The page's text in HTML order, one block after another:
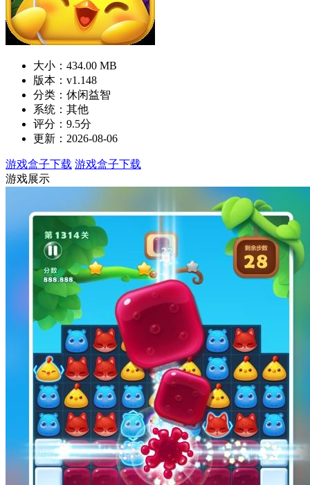
大小：434.00 MB
版本：v1.148
分类：休闲益智
系统：其他
评分：9.5分
更新：2026-08-06
游戏盒子下载 游戏盒子下载
游戏展示